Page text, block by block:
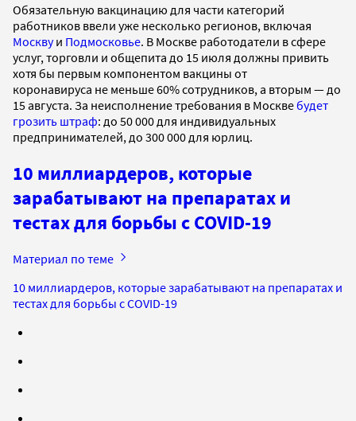
Обязательную вакцинацию для части категорий
работников ввели уже несколько регионов, включая
Москвуи Подмосковье. В Москве работодатели в сфере
услуг, торговли и общепита до 15 июля должны привить
хотя бы первым компонентом вакцины от
коронавируса не меньше 60% сотрудников, а вторым — до
15 августа. За неисполнение требования в Москвебудет
грозить штраф: до 50 000 для индивидуальных
предпринимателей, до 300 000 для юрлиц.
10 миллиардеров, которые
зарабатывают на препаратах и
тестах для борьбы с COVID-19
Материал по теме
10 миллиардеров, которые зарабатывают на препаратах и
тестах для борьбы с COVID-19